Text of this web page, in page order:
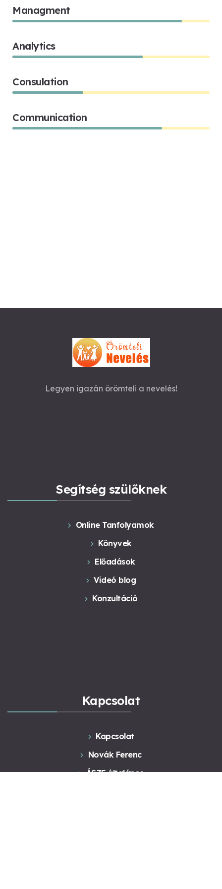
Managment
Analytics
Consulation
Communication
Legyen igazán örömteli a nevelés!
Segítség szülőknek
Online Tanfolyamok
Könyvek
Előadások
Videó blog
Konzultáció
Kapcsolat
Kapcsolat
Novák Ferenc
ÁSZF általános